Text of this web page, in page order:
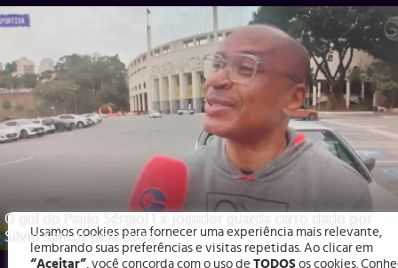
O gol do Paulo Sérgio! Ex-jogador guarda carro dado por
Silvio Santos pelo tetra
Usamos cookies para fornecer uma experiência mais relevante,
lembrando suas preferências e visitas repetidas. Ao clicar em
“Aceitar”, você concorda com o uso de TODOSos cookies.